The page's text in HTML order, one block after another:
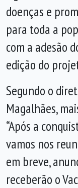
doenças e
para toda a
com a adesão
edição do
Segundo o
Magalhães,
“Após a
vamos nos
em breve,
receberão o